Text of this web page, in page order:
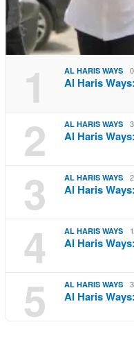
1 AL HARIS WAYS
Al Haris
2 AL HARIS WAYS
Al Haris
3 AL HARIS WAYS
Al Haris
4 AL HARIS WAYS
Al Haris
5 AL HARIS WAYS
Al Haris